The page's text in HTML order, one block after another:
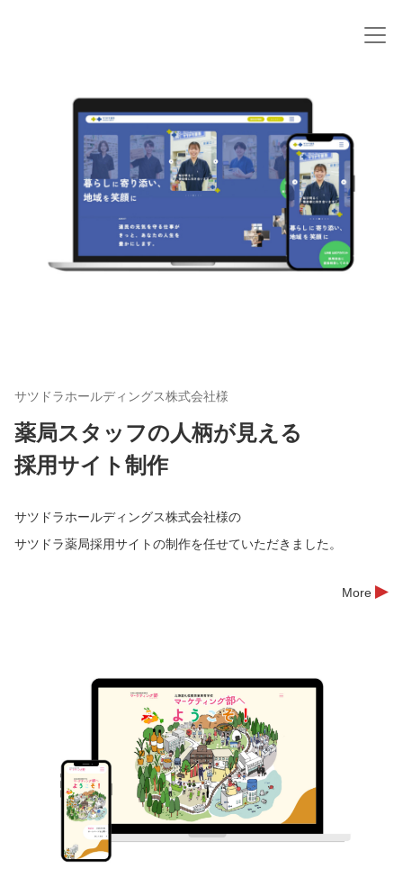
サツドラホールディングス株式会社様
薬局スタッフの人柄が見える
採用サイト制作
サツドラホールディングス株式会社様の
サツドラ薬局採用サイトの制作を任せていただきました。
More